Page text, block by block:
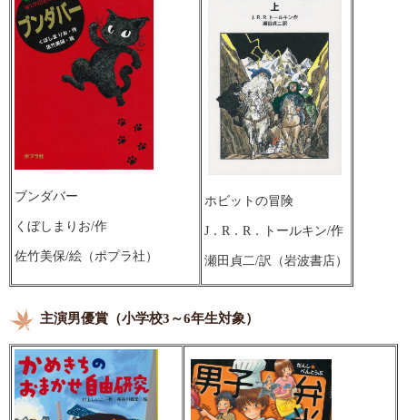
ブンダバー
くぼしまりお/作
佐竹美保/絵（ポプラ社）
ホビットの冒険
J．R．R．トールキン/作
瀬田貞二/訳（岩波書店）
主演男優賞（小学校3～6年生対象）